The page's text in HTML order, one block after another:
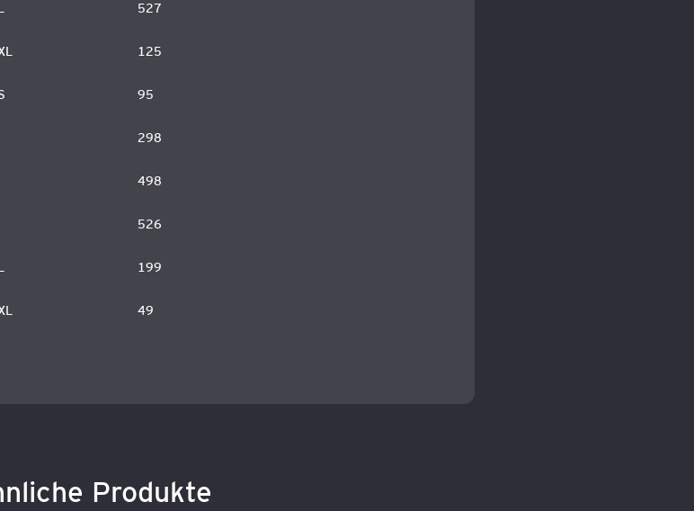
527
125
95
298
498
526
199
49
Produkte